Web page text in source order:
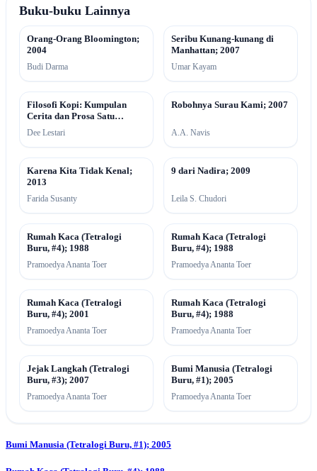
Buku-buku Lainnya
Orang-Orang Bloomington;
2004
Budi Darma
Seribu Kunang-kunang di
Manhattan; 2007
Umar Kayam
Filosofi Kopi: Kumpulan
Cerita dan Prosa Satu
Dekade; 2012
Dee Lestari
Robohnya Surau Kami; 2007
A.A. Navis
Karena Kita Tidak Kenal;
2013
Farida Susanty
9 dari Nadira; 2009
Leila S. Chudori
Rumah Kaca (Tetralogi
Buru, #4); 1988
Pramoedya Ananta Toer
Rumah Kaca (Tetralogi
Buru, #4); 1988
Pramoedya Ananta Toer
Rumah Kaca (Tetralogi
Buru, #4); 2001
Pramoedya Ananta Toer
Rumah Kaca (Tetralogi
Buru, #4); 1988
Pramoedya Ananta Toer
Jejak Langkah (Tetralogi
Buru, #3); 2007
Pramoedya Ananta Toer
Bumi Manusia (Tetralogi
Buru, #1); 2005
Pramoedya Ananta Toer
Post
navigation
Bumi Manusia (Tetralogi Buru, #1); 2005